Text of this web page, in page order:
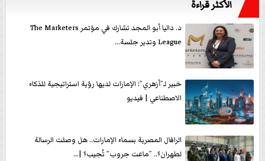
الأكثر قراءةً
د. داليا أبو المجد تشارك في مؤتمر The Marketers
League وتدير جلسة...
خبير لـ”أزهري”: الإمارات لديها رؤية استراتيجية للذكاء
الاصطناعي | فيديو
الرافال المصرية بسماء الإمارات.. هل وصلت الرسالة
لطهران؟.. ”ماعت جروب” تُجيب؟ |...